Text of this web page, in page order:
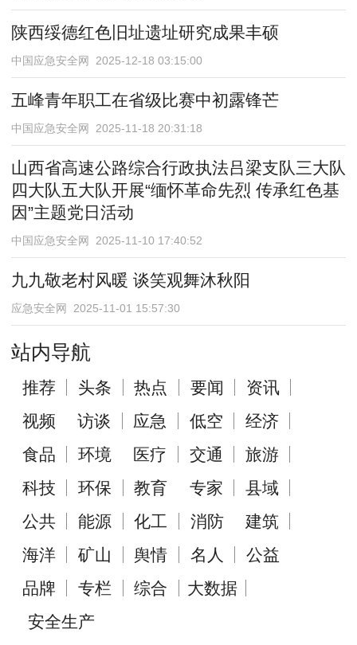
陕西绥德红色旧址遗址研究成果丰硕
中国应急安全网 2025-12-18 03:15:00
五峰青年职工在省级比赛中初露锋芒
中国应急安全网 2025-11-18 20:31:18
山西省高速公路综合行政执法吕梁支队三大队
四大队五大队开展“缅怀革命先烈 传承红色基
因”主题党日活动​
中国应急安全网 2025-11-10 17:40:52
九九敬老村风暖 谈笑观舞沐秋阳
应急安全网 2025-11-01 15:57:30
站内导航
推荐 头条 热点 要闻
资讯
视频
访谈 应急 低空
经济
食品
环境 医疗 交通
旅游
科技
环保 教育 专家
县域
公共
能源 化工 消防
建筑
海洋
矿山 舆情 名人
公益
品牌
专栏 综合
大数据
安全生产